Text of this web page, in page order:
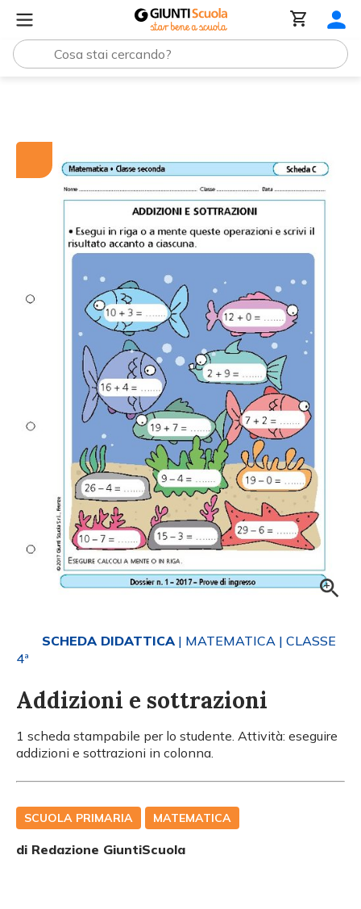
SCHEDA DIDATTICA | MATEMATICA | CLASSE
4ª
Addizioni e sottrazioni
1 scheda stampabile per lo studente. Attività: eseguire
addizioni e sottrazioni in colonna.
SCUOLA PRIMARIA MATEMATICA
di Redazione GiuntiScuola